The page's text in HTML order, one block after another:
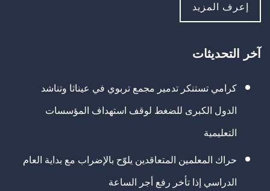
إعرف المزيد
آخر التحديثات
كرامي تستنكر تدمير مجمع تربوي في عيناثا وتناشد
الدول الكبرى للضغط لوقف استهداف المؤسسات
التعليمية
حراك المعلمين المتعاقدين يلوّح بالإضراب مع بداية العام
الدراسي إذا تأخر رفع أجر الساعة